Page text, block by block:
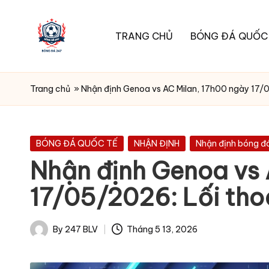
B
O
N
D
A
2
4
7
TRANG CHỦ BÓNG ĐÁ
Trang chủ »Nhận định Genoa vs AC Milan, 17h00 ngày
Posted
BÓNG ĐÁ QUỐC TẾ NHẬN ĐỊNH Nhận định bóng
Nhận định Genoa
17/05/2026: Lối
Posted
By 247 BLV Tháng 5 13, 2026